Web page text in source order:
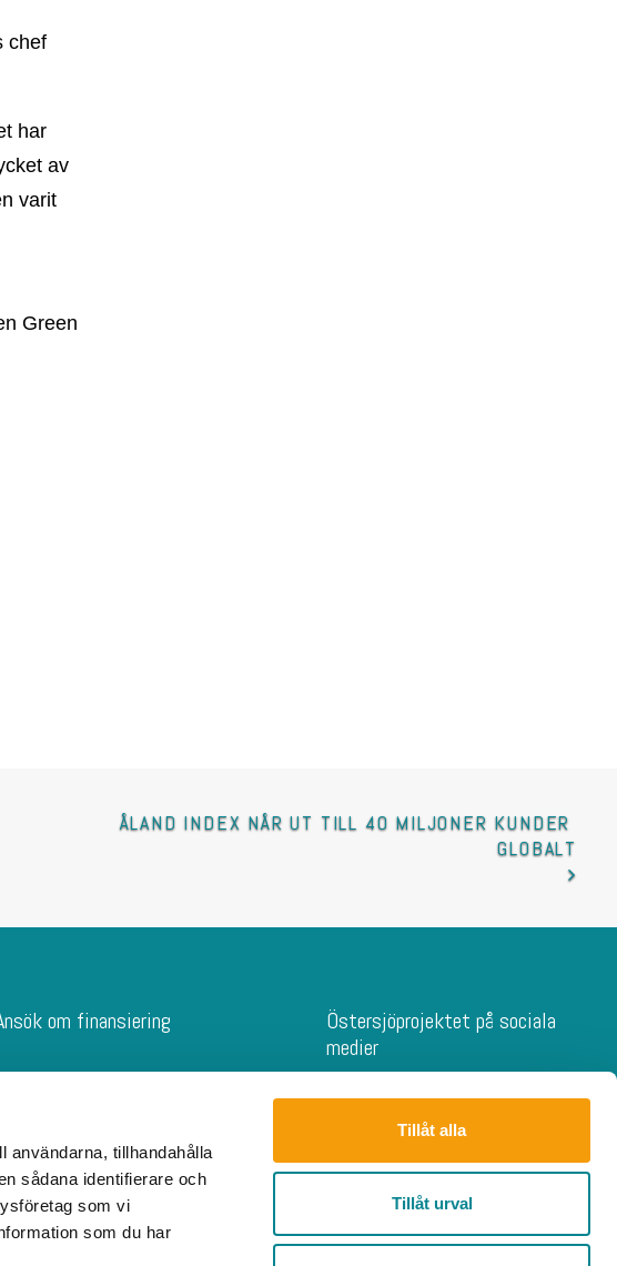
användarna, tillhandahålla
sådana identifierare och
som vi
som du har
Tillåt alla
Tillåt urval
chef
har
av
varit
Green
ÅLAND INDEX NÅR UT TILL 40 MILJONER KUNDER
GLOBALT
om finansiering
Barn och ungas projekt
Finansieringsansökan
Östersjöprojektet på sociala
medier